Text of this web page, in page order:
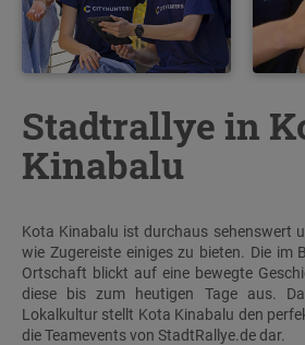
Stadtrallye in
Kinabalu
Kota Kinabalu ist durchaus sehenswert
wie Zugereiste einiges zu bieten. Die im
Ortschaft blickt auf eine bewegte
diese bis zum heutigen Tage aus.
Lokalkultur stellt Kota Kinabalu den
die Teamevents von StadtRallye.de dar.